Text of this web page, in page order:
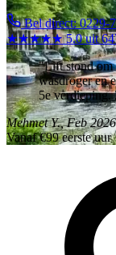
Bel direct: 0229-
★★★★★ 5.0 uit
"Lift stond om
wasdroger en
5e verdieping.
Mehmet Y., Feb
Vanaf €99 eerste uur